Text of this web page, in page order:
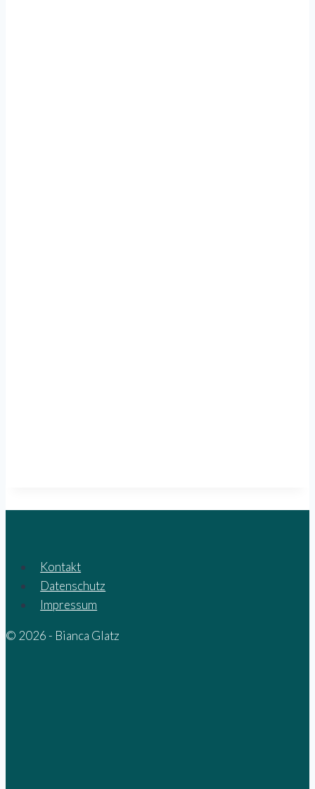
Kontakt
Datenschutz
Impressum
© 2026 - Bianca Glatz